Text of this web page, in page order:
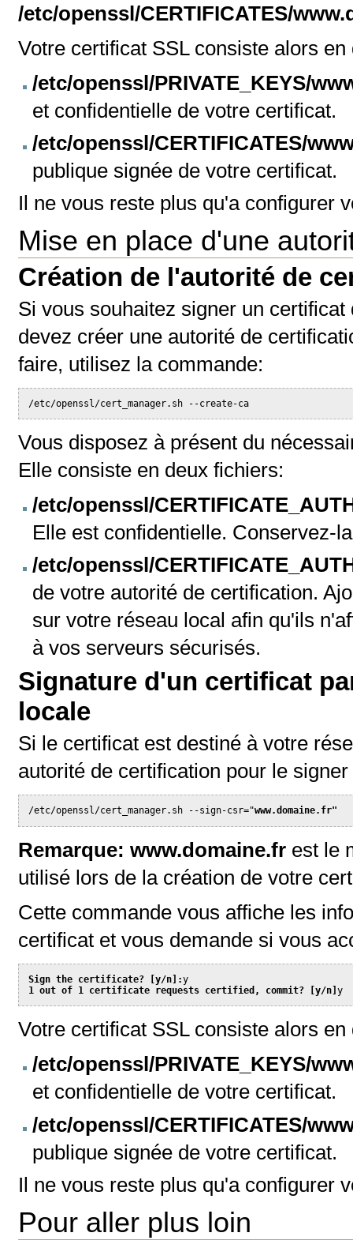
/etc/openssl/CERTIFICATES/
Votre certificat SSL consiste alors
/etc/openssl/PRIVATE_KEYS/
et confidentielle de votre certificat.
/etc/openssl/CERTIFICATES/
publique signée de votre certificat.
Il ne vous reste plus qu'a configurer
Mise en place d'une
Création de l'autorité de
Si vous souhaitez signer un
devez créer une autorité de
faire, utilisez la commande:
/etc/openssl/cert_manager.sh --create-ca
Vous disposez à présent du
Elle consiste en deux fichiers:
/etc/openssl/
Elle est confidentielle. Conservez-
/etc/openssl/
de votre autorité de certification.
sur votre réseau local afin qu'ils
à vos serveurs sécurisés.
Signature d'un certificat
locale
Si le certificat est destiné à votre
autorité de certification pour le signer
/etc/openssl/cert_manager.sh --sign-csr="www.domaine.fr"
Remarque: www.domaine.fr est le
utilisé lors de la création de votre
Cette commande vous affiche les
certificat et vous demande si vous
Sign the certificate? [y/n]:
1 out of 1 certificate requests certified, commit? [y/n]y
Votre certificat SSL consiste alors
/etc/openssl/PRIVATE_KEYS/
et confidentielle de votre certificat.
/etc/openssl/CERTIFICATES/
publique signée de votre certificat.
Il ne vous reste plus qu'a configurer
Pour aller plus loin